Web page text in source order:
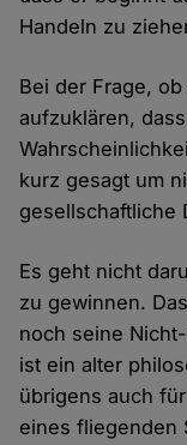
Handeln zu
Bei der Frage,
aufzuklären,
kurz gesagt um
gesellschaftliche
Es geht nicht
zu gewinnen.
noch seine
ist ein alter
übrigens auch
eines fliegenden